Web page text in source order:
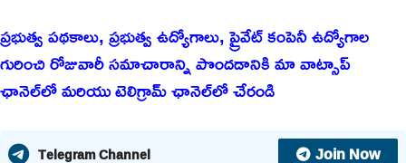
ప్రభుత్వ పథకాలు, ప్రభుత్వ ఉద్యోగాలు, ప్రైవేట్ కంపెనీ ఉద్యోగాల
గురించి రోజువారీ సమాచారాన్ని పొందడానికి మా వాట్సాప్
ఛానెల్‌లో మరియు టెలిగ్రామ్ ఛానెల్‌లో చేరండి
Telegram Channel Join Now